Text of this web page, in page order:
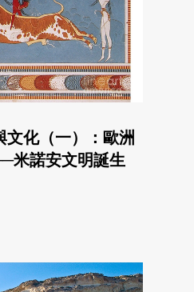
文化（一）：歐洲
米諾安文明誕生